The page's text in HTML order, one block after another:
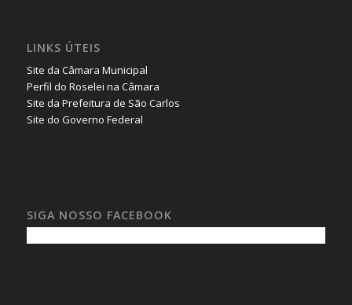
LINKS ÚTEIS
Site da Câmara Municipal
Perfil do Roselei na Câmara
Site da Prefeitura de São Carlos
Site do Governo Federal
SIGA NOSSO FACEBOOK